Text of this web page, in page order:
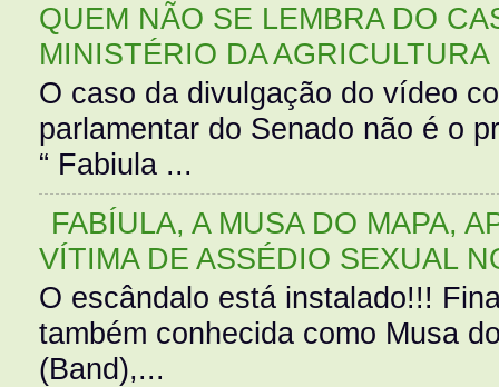
QUEM NÃO SE LEMBRA DO
MINISTÉRIO DA AGRICULTURA
O caso da divulgação do vídeo
parlamentar do Senado não é o
“ Fabiula ...
FABÍULA, A MUSA DO MAPA,
VÍTIMA DE ASSÉDIO SEXUAL
O escândalo está instalado!!!
também conhecida como Musa
(Band),...